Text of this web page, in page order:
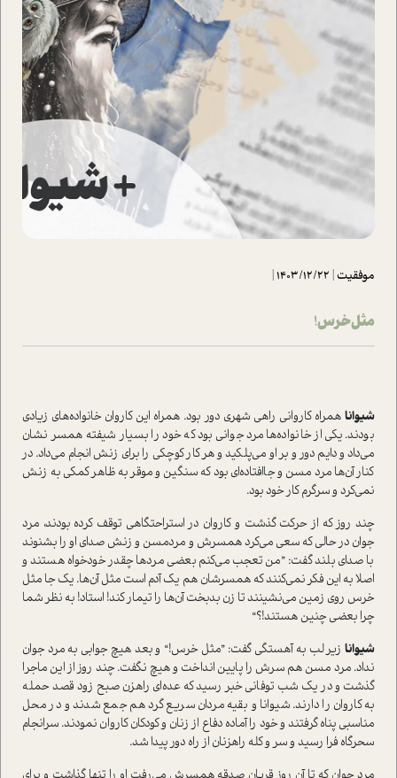
موفقیت|
1403/12/22
|
مثل خرس!
شیوانا همراه کاروانی راهی شهری دور بود. همراه این کاروان خانواده‌های زیادی
بودند. یکی از خانواده‌ها مرد جوانی بود که خود را بسیار شیفته همسر نشان
می‌داد و دايم دور و بر او می‌پلکید و هر کار کوچکی را برای زنش انجام می‌داد. در
کنار آن‌ها مرد مسن و جاافتاده‌ای بود که سنگین و موقر به ظاهر کمکی به زنش
نمی‌کرد و سرگرم کار خود بود.
چند روز که از حرکت گذشت و کاروان در استراحتگاهی توقف کرده بودند، مرد
جوان در حالی که سعی می‌کرد همسرش و مردمسن و زنش صدای او را بشنوند
با صدای بلند گفت: ”من تعجب می‌کنم بعضی مردها چقدر خودخواه هستند و
اصلا به این فکر نمی‌کنند که همسرشان هم یک آدم است مثل آن‌ها. یک جا مثل
خرس روی زمین می‌نشینند تا زن بدبخت آن‌ها را تیمار کند! استاد! به نظر شما
چرا بعضی چنین هستند!؟“
شیوانا زیر لب به آهستگی گفت: ”مثل خرس!“ و بعد هیچ جوابی به مرد جوان
نداد. مرد مسن هم سرش را پايین انداخت و هیچ نگفت. چند روز از این ماجرا
گذشت و در یک شب توفانی خبر رسید که عده‌ای راهزن صبح زود قصد حمله
به کاروان را دارند. شیوانا و بقیه مردان سریع گرد هم جمع شدند و در محل
مناسبی پناه گرفتند و خود را آماده دفاع از زنان و کودکان کاروان نمودند. سرانجام
سحرگاه فرا رسید و سر و کله راهزنان از راه دور پیدا شد.